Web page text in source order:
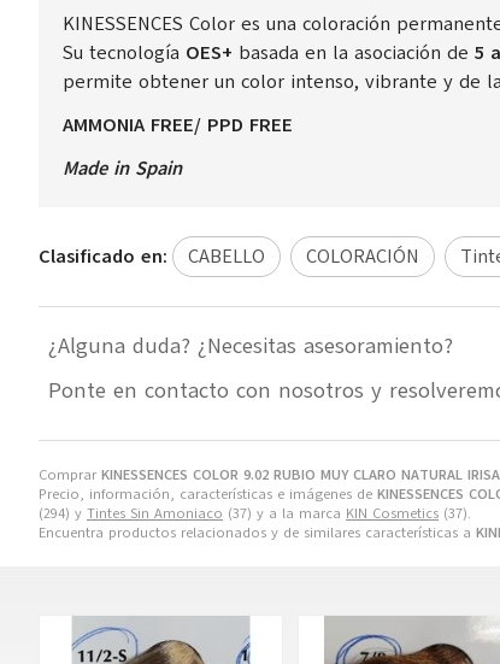
Comprar KINESSENCES COLOR 9.02 RUBIO MUY CLARO NATURAL
Precio, información, características e imágenes de KINESSENCES
(294) y Tintes Sin Amoniaco (37) y a la marca KIN Cosmetics (37).
Encuentra productos relacionados y de similares características a
KINESSENCES Color es una coloración
Su tecnología OES+ basada en la asociación de 5
permite obtener un color intenso, vibrante y de
AMMONIA FREE/ PPD FREE
Made in Spain
Clasificado en: CABELLO COLORACIÓN
¿Alguna duda? ¿Necesitas asesoramiento?
Ponte en contacto con nosotros y